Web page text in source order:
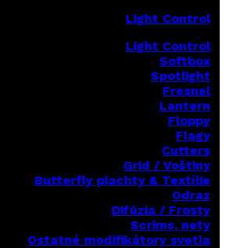
Light Control
Light Control
Softbox
Spotlight
Fresnel
Lantern
Floppy
Flagy
Cutters
Grid / Voštiny
Butterfly plachty & Textílie
Odraz
Difúzia / Frosty
Scrims, nety
Ostatné modifikátory svetla